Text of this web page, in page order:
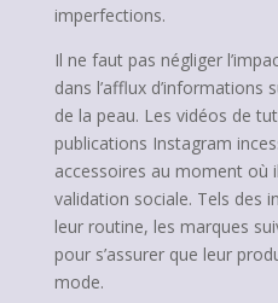
imperfections.
Il ne faut pas négliger
dans l’afflux d’informations
de la peau. Les vidéos de
publications Instagram
accessoires au moment où
validation sociale. Tels des
leur routine, les marques
pour s’assurer que leur
mode.